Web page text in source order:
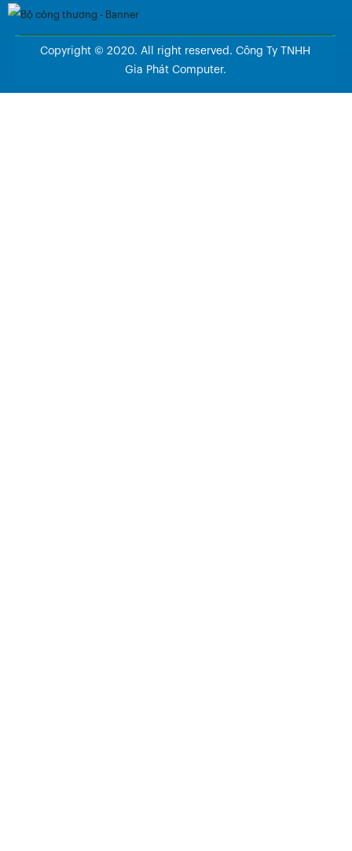
Copyright © 2020. All right reserved. Công Ty TNHH
Gia Phát Computer.